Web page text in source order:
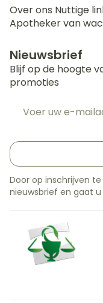
Over ons Nuttige
Apotheker van
Nieuwsbrief
Blijf op de hoogte
promoties
Door op inschrijven
nieuwsbrief en gaat